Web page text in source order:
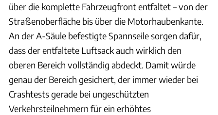
über die komplette Fahrzeugfront entfaltet – von der
Straßenoberfläche bis über die Motorhaubenkante.
An der A-Säule befestigte Spannseile sorgen dafür,
dass der entfaltete Luftsack auch wirklich den
oberen Bereich vollständig abdeckt. Damit würde
genau der Bereich gesichert, der immer wieder bei
Crashtests gerade bei ungeschützten
Verkehrsteilnehmern für ein erhöhtes